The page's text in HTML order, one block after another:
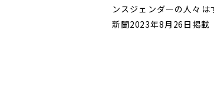
ンスジェンダーの人々
新聞2023年8月26日掲載